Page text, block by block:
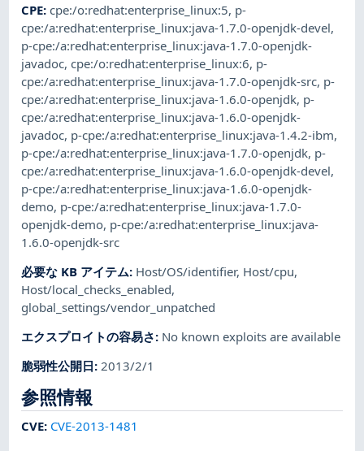
CPE:cpe:/o:redhat:enterprise_linux:5, p-
cpe:/a:redhat:enterprise_linux:java-1.7.0-openjdk-devel,
p-cpe:/a:redhat:enterprise_linux:java-1.7.0-openjdk-
javadoc,cpe:/o:redhat:enterprise_linux:6, p-
cpe:/a:redhat:enterprise_linux:java-1.7.0-openjdk-src, p-
cpe:/a:redhat:enterprise_linux:java-1.6.0-openjdk, p-
cpe:/a:redhat:enterprise_linux:java-1.6.0-openjdk-
javadoc, p-cpe:/a:redhat:enterprise_linux:java-1.4.2-ibm,
p-cpe:/a:redhat:enterprise_linux:java-1.7.0-openjdk, p-
cpe:/a:redhat:enterprise_linux:java-1.6.0-openjdk-devel,
p-cpe:/a:redhat:enterprise_linux:java-1.6.0-openjdk-
demo, p-cpe:/a:redhat:enterprise_linux:java-1.7.0-
openjdk-demo, p-cpe:/a:redhat:enterprise_linux:java-
1.6.0-openjdk-src
必要な KB アイテム: Host/OS/identifier, Host/cpu,
Host/local_checks_enabled,
global_settings/vendor_unpatched
エクスプロイトの容易さ: No known exploits are available
脆弱性公開日:2013/2/1
参照情報
CVE: CVE-2013-1481